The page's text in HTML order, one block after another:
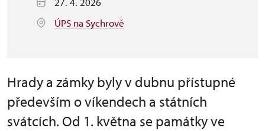
ÚPS na Sychrově
Hrady a zámky byly v dubnu přístupné
především o víkendech a státních
svátcích. Od 1. května se památky ve